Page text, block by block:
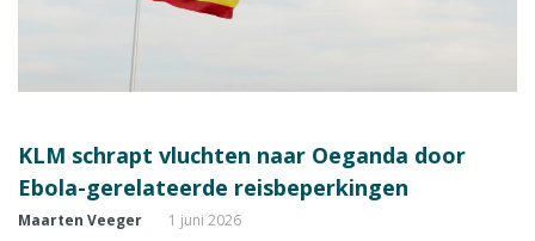
KLM schrapt vluchten naar Oeganda door
Ebola-gerelateerde reisbeperkingen
Maarten Veeger 1 juni 2026